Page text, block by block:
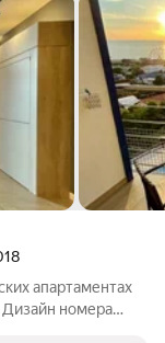
апартаментах
номера